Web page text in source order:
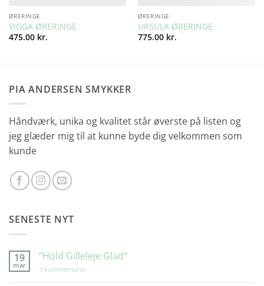
ØRERINGE
VIGGA ØRERINGE
475.00 kr.
ØRERINGE
URSULA ØRERINGE
775.00 kr.
PIA ANDERSEN SMYKKER
Håndværk, unika og kvalitet står øverste på listen og
jeg glæder mig til at kunne byde dig velkommen som
kunde
SENESTE NYT
19
mar
”Hold Gilleleje Glad”
3 kommentarer